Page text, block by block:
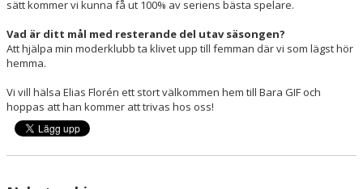
sätt kommer vi kunna få ut 100% av seriens bästa spelare.
Vad är ditt mål med resterande del utav säsongen?
Att hjälpa min moderklubb ta klivet upp till femman där vi som lägst hör
hemma.
Vi vill hälsa Elias Florén ett stort välkommen hem till Bara GIF och
hoppas att han kommer att trivas hos oss!